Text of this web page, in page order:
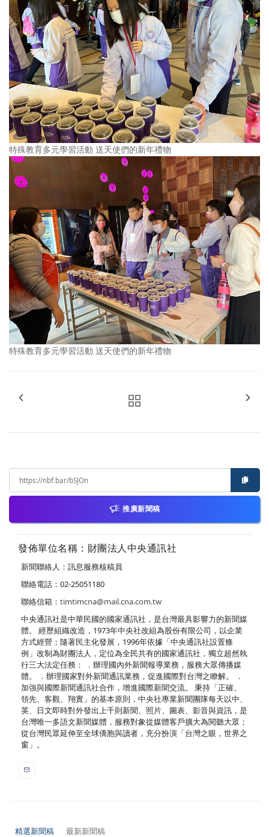
特殊教育多元學習活動 送天使們的新年禮物
特殊教育多元學習活動 送天使們的新年禮物
推廣新聞稿
發佈單位名稱：財團法人中央通訊社
新聞聯絡人：訊息服務核稿員
聯絡電話：02-25051180
聯絡信箱： timtimcna@mail.cna.com.tw
中央通訊社是中華民國的國家通訊社，是台灣最具影響力的新聞媒
體。 經歷組織改造，1973年中央社改組為股份有限公司，以企業
方式經營；隨著民主化發展，1996年依據「中央通訊社設置條
例」改制為財團法人，定位為全民共有的國家通訊社，獨立超然執
行三大法定任務： ．辦理國內外新聞報導業務，服務大眾傳播媒
體。 ．辦理國家對外新聞通訊業務，促進國際對台灣之瞭解。 ．
加強與國際新聞通訊社合作，增進國際新聞交流。 秉持「正確、
領先、客觀、翔實」的基本原則，中央社專業新聞團隊每天以中、
英、日文即時對外發出上千則新聞、照片、圖表、影音與資訊，是
台灣唯一多語文新聞媒體，服務對象從媒體客戶擴大為閱聽大眾；
從台灣民眾延伸至全球僑胞與讀者，充分扮演「台灣之眼，世界之
窗」。
精選新聞稿 最新新聞稿